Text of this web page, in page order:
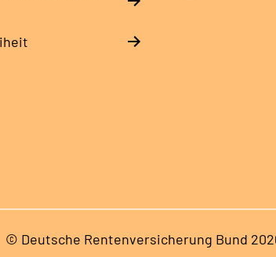
© Deutsche Rentenversicherung Bund